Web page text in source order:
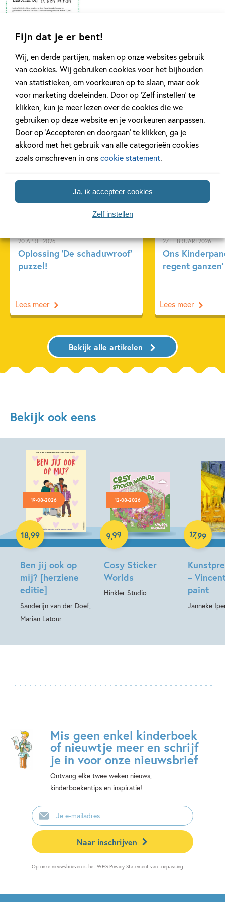
Fijn dat je er bent!
Wij, en derde partijen, maken op onze websites gebruik
van cookies. Wij gebruiken cookies voor het bijhouden
van statistieken, om voorkeuren op te slaan, maar ook
voor marketing doeleinden. Door op ‘Zelf instellen’ te
klikken, kun je meer lezen over de cookies die we
gebruiken op deze website en je voorkeuren aanpassen.
Door op ‘Accepteren en doorgaan’ te klikken, ga je
akkoord met het gebruik van alle categorieën cookies
zoals omschreven in onscookie statement.
Ja, ik accepteer cookies
Zelf instellen
Gerelateerde artikelen
20 APRIL 2026
Oplossing ‘De schaduwroof’
puzzel!
Achtergrond
Lees meer
27 FEBRUARI 2026
Ons
regent ganzen’
Kinderpanel
Lees meer
Bekijk alle artikelen
Bekijk ook eens
19-08-2026
Ben jij ook op
mij? [herziene
editie]
Sanderijn van der Doef,
Marian Latour
18,99
Hardcover
12-08-2026
Cosy Sticker
Worlds
Hinkler Studio
9,99
Paperback
–
paint
Janneke
17,99
Hardcover
Mis geen enkel kinderboek
of nieuwtje meer en schrijf
je in voor onze nieuwsbrief
Ontvang elke twee weken nieuws,
kinderboekentips en inspiratie!
E-
mailadres
Naar inschrijven
Op onze nieuwsbrieven is hetWPG Privacy Statement van toepassing.